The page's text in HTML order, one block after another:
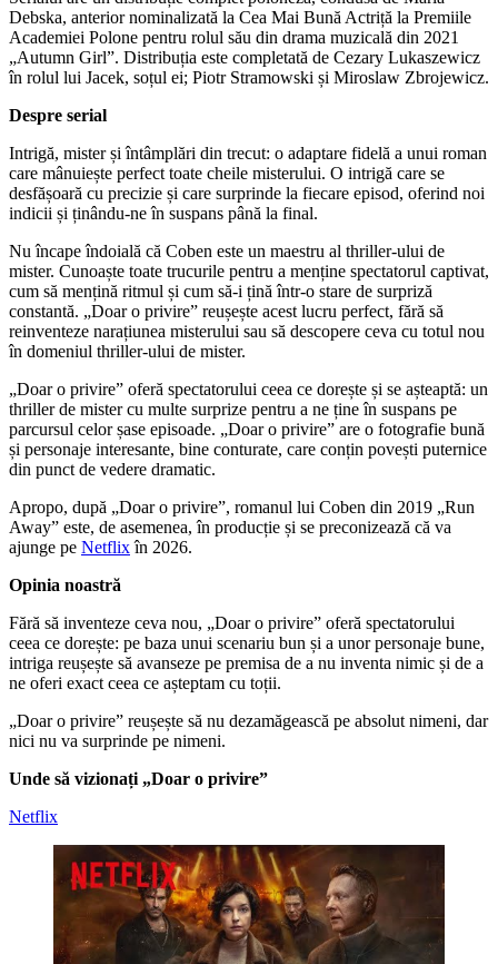
Debska, anterior nominalizată la Cea Mai Bună Actriță la Premiile
Academiei Polone pentru rolul său din drama muzicală din 2021
„Autumn Girl”. Distribuția este completată de Cezary Lukaszewicz
în rolul lui Jacek, soțul ei; Piotr Stramowski și Miroslaw Zbrojewicz.
Despre serial
Intrigă, mister și întâmplări din trecut: o adaptare fidelă a unui roman
care mânuiește perfect toate cheile misterului. O intrigă care se
desfășoară cu precizie și care surprinde la fiecare episod, oferind noi
indicii și ținându-ne în suspans până la final.
Nu încape îndoială că Coben este un maestru al thriller-ului de
mister. Cunoaște toate trucurile pentru a menține spectatorul captivat,
cum să mențină ritmul și cum să-i țină într-o stare de surpriză
constantă. „Doar o privire” reușește acest lucru perfect, fără să
reinventeze narațiunea misterului sau să descopere ceva cu totul nou
în domeniul thriller-ului de mister.
„Doar o privire” oferă spectatorului ceea ce dorește și se așteaptă: un
thriller de mister cu multe surprize pentru a ne ține în suspans pe
parcursul celor șase episoade. „Doar o privire” are o fotografie bună
și personaje interesante, bine conturate, care conțin povești puternice
din punct de vedere dramatic.
Apropo, după „Doar o privire”, romanul lui Coben din 2019 „Run
Away” este, de asemenea, în producție și se preconizează că va
ajunge pe Netflixîn 2026.
Opinia noastră
Fără să inventeze ceva nou, „Doar o privire” oferă spectatorului
ceea ce dorește: pe baza unui scenariu bun și a unor personaje bune,
intriga reușește să avanseze pe premisa de a nu inventa nimic și de a
ne oferi exact ceea ce așteptam cu toții.
„Doar o privire” reușește să nu dezamăgească pe absolut nimeni, dar
nici nu va surprinde pe nimeni.
Unde să vizionați „Doar o privire”
Netflix